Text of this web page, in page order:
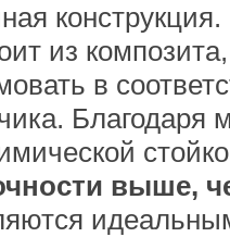
из
в
Благодаря
выше,